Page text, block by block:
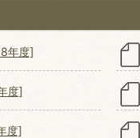
年度]
度]
度]